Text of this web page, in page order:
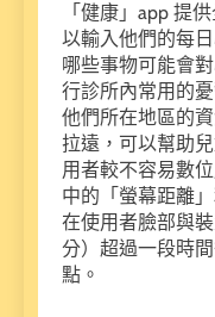
「健康」app 提
以輸入他們的每
哪些事物可能會
行診所內常用的
他們所在地區的
拉遠，可以幫助
用者較不容易數
中的「螢幕距離
在使用者臉部與
分）超過一段時
點。